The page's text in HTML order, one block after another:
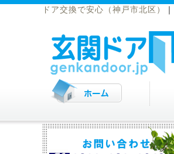
ドア交換で安心（神戸市北区）